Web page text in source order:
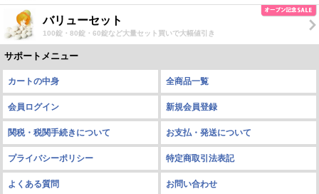
バリューセット
100錠・80錠・60錠など大量セット買いで大幅値引き
サポートメニュー
カートの中身 全商品一覧
会員ログイン 新規会員登録
関税・税関手続きについて お支払・発送について
プライバシーポリシー 特定商取引法表記
よくある質問 お問い合わせ